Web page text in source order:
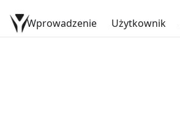
Dokumentacja YetiForce
Wprowadzenie Użytkownik